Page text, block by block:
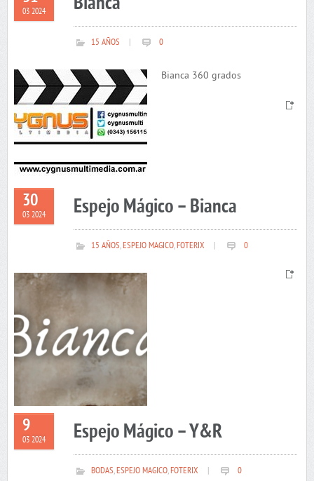
03 2024
15 AÑOS 0
Bianca 360 grados
30
03 2024 Espejo Mágico – Bianca
15 AÑOS,ESPEJO MAGICO,FOTERIX 0
9
03 2024 Espejo Mágico – Y&R
BODAS,ESPEJO MAGICO,FOTERIX 0